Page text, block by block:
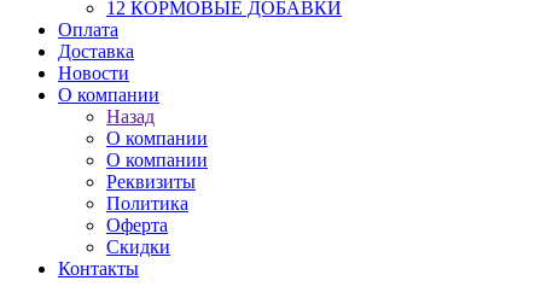
12 КОРМОВЫЕ ДОБАВКИ
Оплата
Доставка
Новости
О компании
Назад
О компании
О компании
Реквизиты
Политика
Оферта
Скидки
Контакты